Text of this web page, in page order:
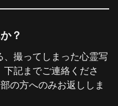
？
撮ってしまった心霊写
記までご連絡くださ
の方へのみお返ししま